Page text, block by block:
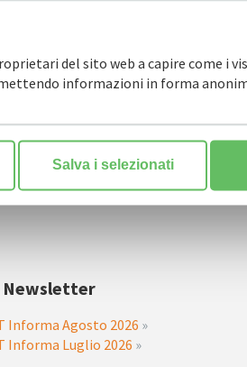
Newsletter
Informa Agosto 2026 »
Informa Luglio 2026 »
del sito web a capire come i
informazioni in forma
Salva i selezionati